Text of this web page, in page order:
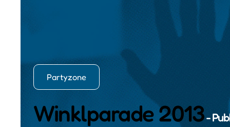
Partyzone
Winklparade 2013-